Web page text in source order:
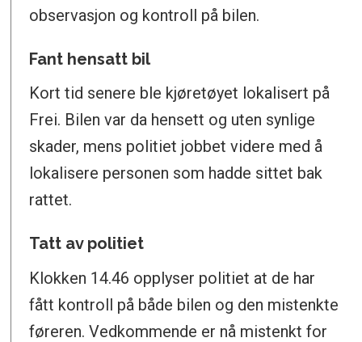
observasjon og kontroll på bilen.
Fant hensatt bil
Kort tid senere ble kjøretøyet lokalisert på
Frei. Bilen var da hensett og uten synlige
skader, mens politiet jobbet videre med å
lokalisere personen som hadde sittet bak
rattet.
Tatt av politiet
Klokken 14.46 opplyser politiet at de har
fått kontroll på både bilen og den mistenkte
føreren. Vedkommende er nå mistenkt for